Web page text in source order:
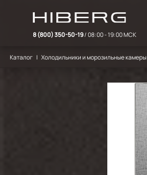
8 (800) 350-50-19/ 08:00 - 19:00 МСК
Каталог Холодильники и морозильные камеры